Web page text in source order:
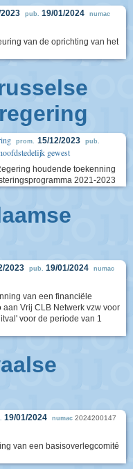
pub. 19/01/2024 numac
van de oprichting van het
prom. 15/12/2023 pub.
gewest
houdende toekenning
2021-2023
2023 pub. 19/01/2024 numac
van een financiële
Vrij CLB Netwerk vzw voor
voor de periode van 1
19/01/2024 numac 2024200147
van een basisoverlegcomité